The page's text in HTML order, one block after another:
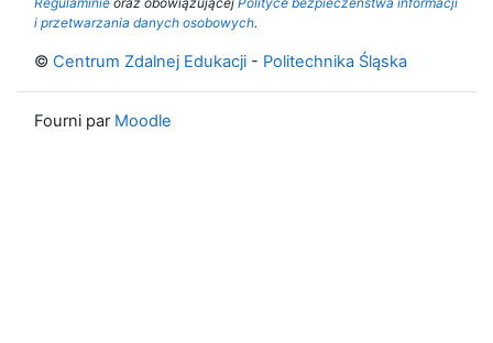
i przetwarzania danych osobowych.
© Centrum Zdalnej Edukacji - Politechnika Śląska
Fourni par Moodle